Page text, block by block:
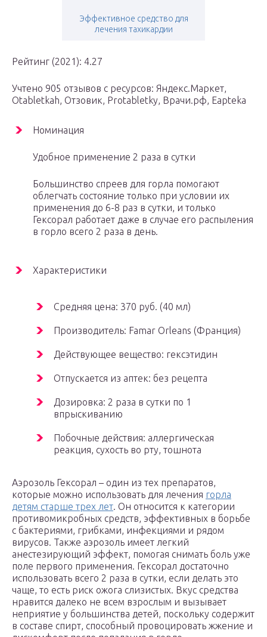
Эффективное средство для
лечения тахикардии
Рейтинг (2021): 4.27
Учтено 905 отзывов с ресурсов: Яндекс.Маркет,
Оtabletkah, Отзовик, Protabletky, Врачи.рф, Eapteka
Номинация
Удобное применение 2 раза в сутки
Большинство спреев для горла помогают
облегчать состояние только при условии их
применения до 6-8 раз в сутки, и только
Гексорал работает даже в случае его распыления
в горло всего 2 раза в день.
Характеристики
Средняя цена: 370 руб. (40 мл)
Производитель: Famar Orleans (Франция)
Действующее вещество: гексэтидин
Отпускается из аптек: без рецепта
Дозировка: 2 раза в сутки по 1
впрыскиванию
Побочные действия: аллергическая
реакция, сухость во рту, тошнота
Аэрозоль Гексорал – один из тех препаратов,
которые можно использовать для лечения горла
детям старше трех лет. Он относится к категории
противомикробных средств, эффективных в борьбе
с бактериями, грибками, инфекциями и рядом
вирусов. Также аэрозоль имеет легкий
анестезирующий эффект, помогая снимать боль уже
поле первого применения. Гексорал достаточно
использовать всего 2 раза в сутки, если делать это
чаще, то есть риск ожога слизистых. Вкус средства
нравится далеко не всем взрослым и вызывает
неприятие у большинства детей, поскольку содержит
в составе спирт, способный провоцировать жжение и